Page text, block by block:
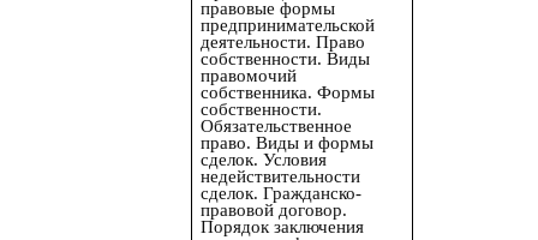
правовые формы
предпринимательской
деятельности. Право
собственности. Виды
правомочий
собственника. Формы
собственности.
Обязательственное
право. Виды и формы
сделок. Условия
недействительности
сделок. Гражданско-
правовой договор.
Порядок заключения